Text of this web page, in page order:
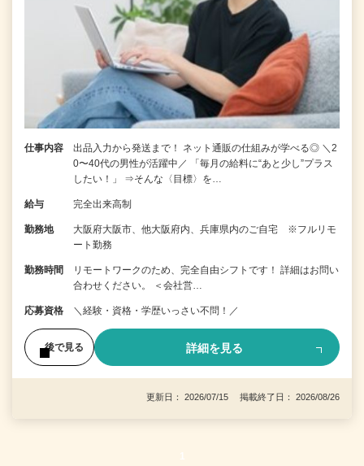
仕事内容
出品入力から発送まで！ ネット通販の仕組みが学べる◎ ＼2
0〜40代の男性が活躍中／ 「毎月の給料に“あと少し”プラス
したい！」 ⇒そんな〈目標〉を…
給与 完全出来高制
勤務地
大阪府大阪市、他大阪府内、兵庫県内のご自宅 ※フルリモ
ート勤務
勤務時間
リモートワークのため、完全自由シフトです！ 詳細はお問い
合わせください。 ＜会社営…
応募資格 ＼経験・資格・学歴いっさい不問！／
後で見る 詳細を見る
更新日： 2026/07/15 掲載終了日： 2026/08/26
1